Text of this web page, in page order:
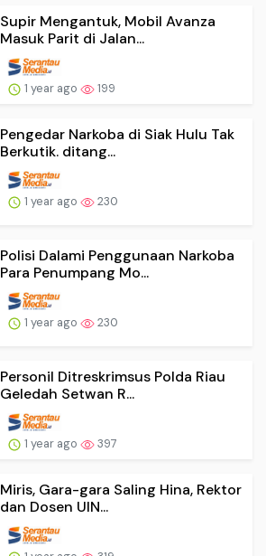
Supir Mengantuk, Mobil Avanza
Masuk Parit di Jalan...
1 year ago 199
Pengedar Narkoba di Siak Hulu Tak
Berkutik. ditang...
1 year ago 230
Polisi Dalami Penggunaan Narkoba
Para Penumpang Mo...
1 year ago 230
Personil Ditreskrimsus Polda Riau
Geledah Setwan R...
1 year ago 397
Miris, Gara-gara Saling Hina, Rektor
dan Dosen UIN...